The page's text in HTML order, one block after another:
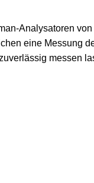
Analysatoren von
eine Messung
messen